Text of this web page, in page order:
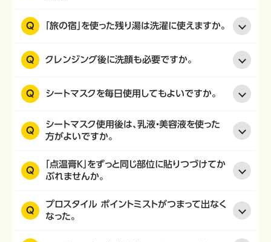
Q 「旅の宿」を使った残り湯は洗濯に使えますか。
Q クレンジング後に洗顔も必要ですか。
Q シートマスクを毎日使用してもよいですか。
Q
シートマスク使用後は、乳液・美容液を使った
方がよいですか。
Q
「点温膏K」をずっと同じ部位に貼りつづけてか
ぶれませんか。
Q
プロスタイル ポイントミストがつまって出なく
なった。